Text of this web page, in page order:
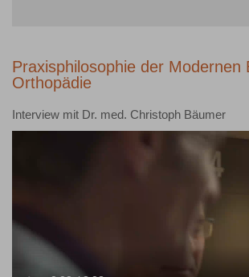
Praxisphilosophie der Modernen
Orthopädie
Interview mit Dr. med. Christoph Bäumer